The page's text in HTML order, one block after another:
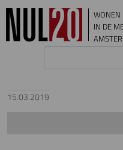
Overslaan en naar de inhoud gaan
WONEN
IN DE
15.03.2019